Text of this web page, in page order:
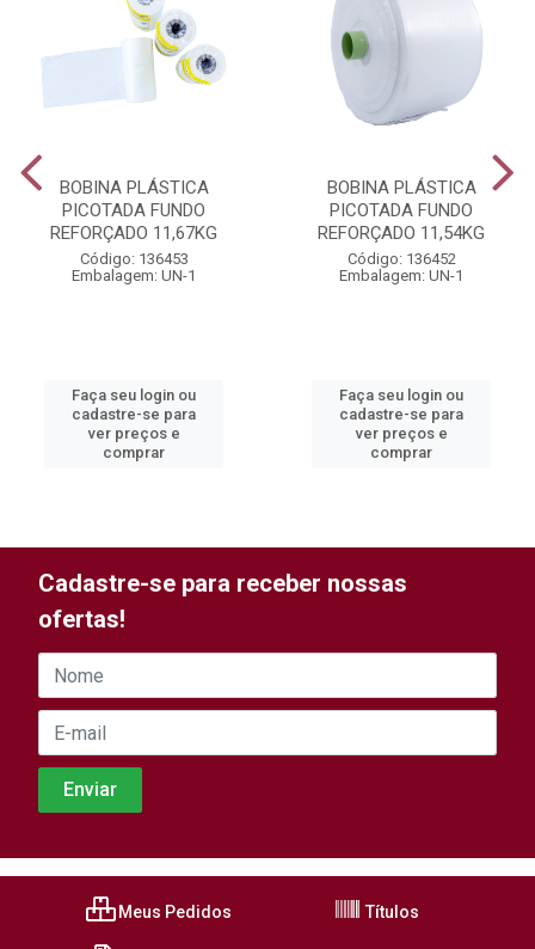
BOBINA PLÁSTICA
PICOTADA FUNDO
REFORÇADO 11,67KG
Código: 136453
Embalagem: UN-1
Faça seu login ou
cadastre-se para
ver preços e
comprar
BOBINA PLÁSTICA
PICOTADA FUNDO
REFORÇADO 11,54KG
Código: 136452
Embalagem: UN-1
Faça seu login ou
cadastre-se para
ver preços e
comprar
Cadastre-se para receber nossas
ofertas!
Meus Pedidos Títulos